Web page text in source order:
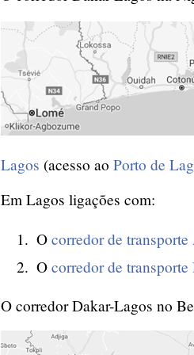
Lagos (acesso ao Porto de
Em Lagos ligações com:
O corredor de
O corredor de
O corredor Dakar-Lagos no